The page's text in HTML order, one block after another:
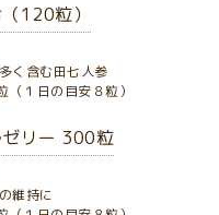
120粒）
く含む田七人参
（１日の目安８粒）
リー 300粒
維持に